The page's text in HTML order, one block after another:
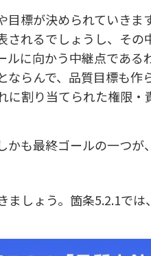
目標が決められていきま
されるでしょうし、そ
ルに向かう中継点であ
ならんで、品質目標も作
に割り当てられた権限
も最終ゴールの一つが
ましょう。箇条5.2.1で